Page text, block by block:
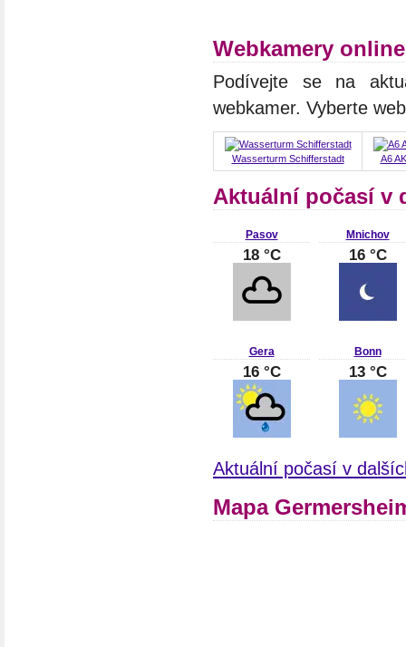
Webkamery
Podívejte se na
webkamer. Vyberte
Wasserturm Schifferstadt A6
Aktuální počasí v
Pasov
18 °C
Mnichov
16 °C
Gera
16 °C
Bonn
13 °C
Aktuální počasí v
Mapa